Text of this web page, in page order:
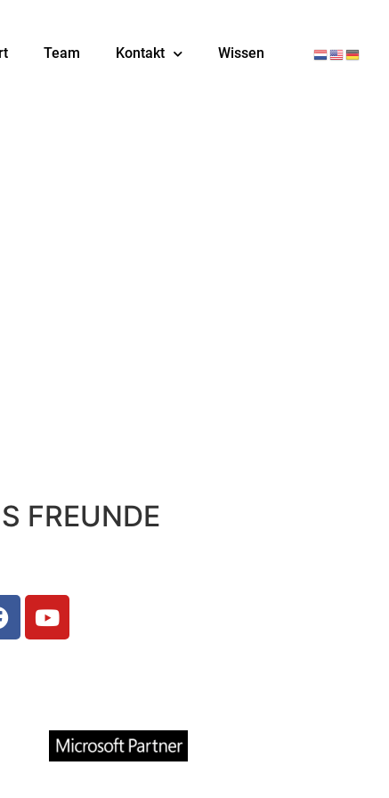
Team Kontakt Wissen
FREUNDE